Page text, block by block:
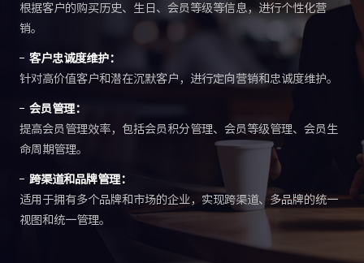
根据客户的购买历史、生日、会员等级等信息，进行个性化营
销。
客户忠诚度维护：
针对高价值客户和潜在沉默客户，进行定向营销和忠诚度维护。
会员管理：
提高会员管理效率，包括会员积分管理、会员等级管理、会员生
命周期管理。
跨渠道和品牌管理：
适用于拥有多个品牌和市场的企业，实现跨渠道、多品牌的统一
视图和统一管理。